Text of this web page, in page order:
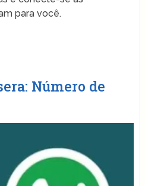
para você.
Número de